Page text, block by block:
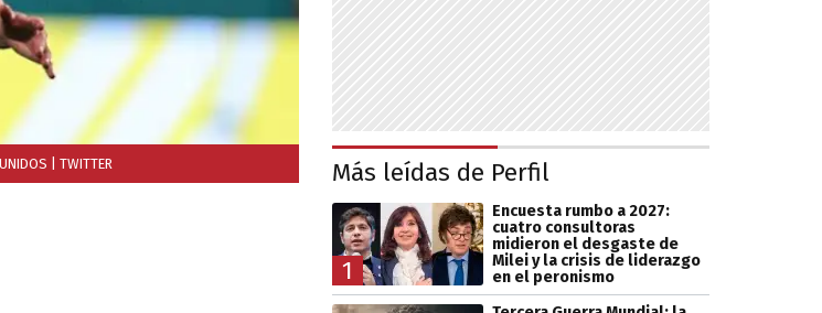
| TWITTER Más leídas de Perfil
1
Encuesta rumbo a 2027:
cuatro consultoras
midieron el desgaste de
Milei y la crisis de liderazgo
en el peronismo